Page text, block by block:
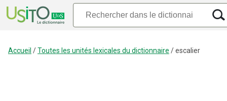
Accueil /Toutes les unités lexicales du dictionnaire /escalier